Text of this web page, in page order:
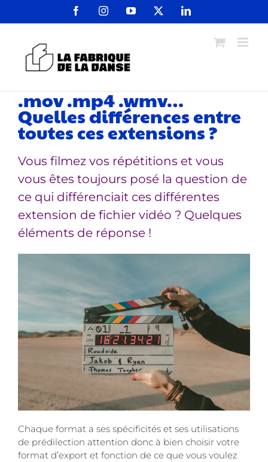
FacebookInstagramYouTube LinkedIn
.mov .mp4 .wmv…
Quelles différences entre
toutes ces extensions ?
Vous filmez vos répétitions et vous
vous êtes toujours posé la question de
ce qui différenciait ces différentes
extension de fichier vidéo ? Quelques
éléments de réponse !
Chaque format a ses spécificités et ses utilisations
de prédilection attention donc à bien choisir votre
format d’export et fonction de ce que vous voulez